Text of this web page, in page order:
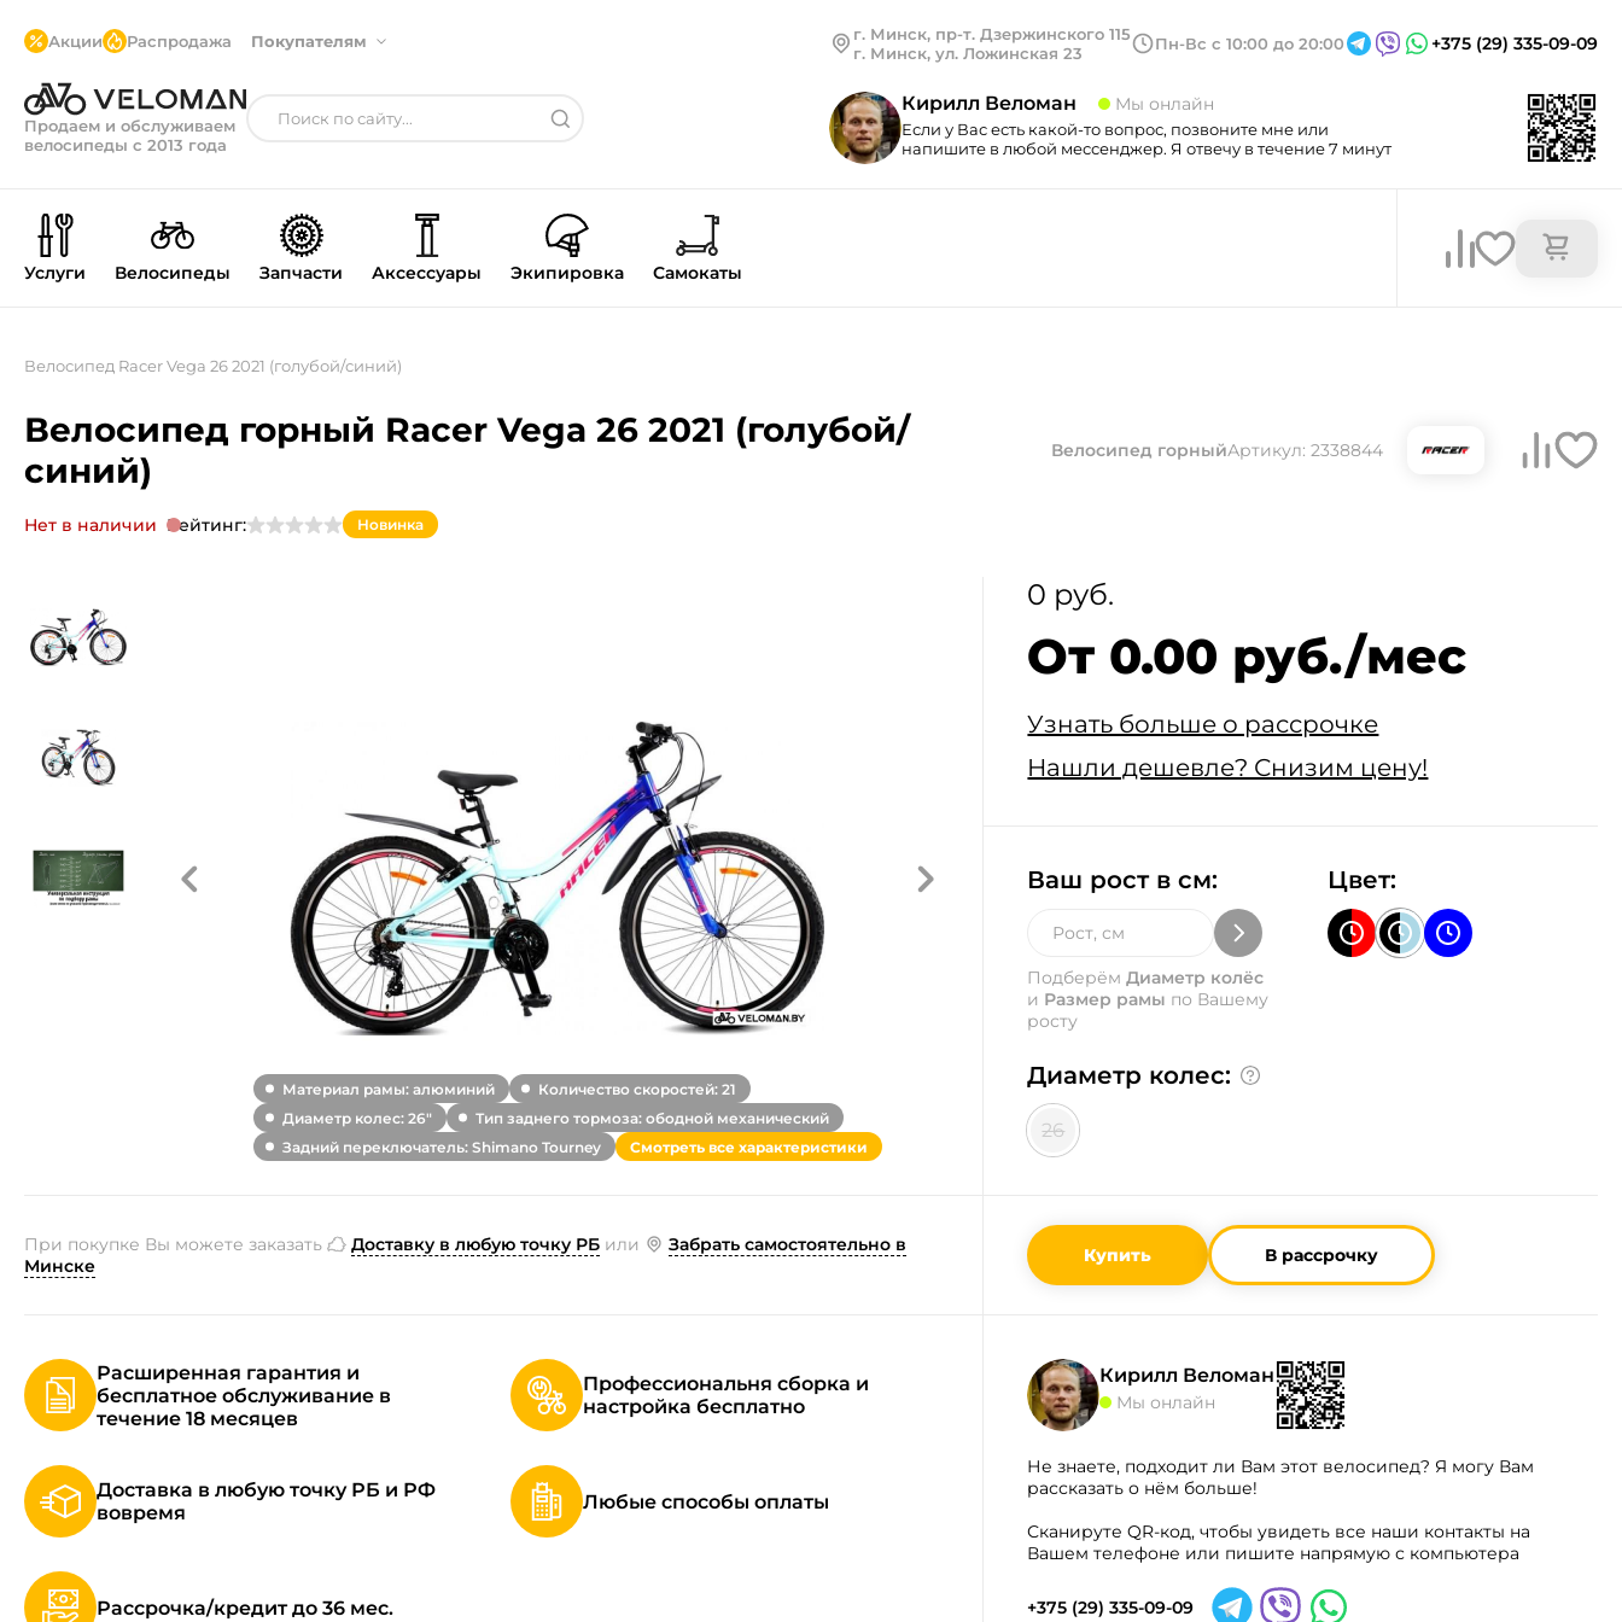
Акции Распродажа Покупателям
Продаем и обслуживаем
велосипеды с 2013 года
г. Минск, пр-т. Дзержинского 115
г. Минск, ул. Ложинская 23
Пн-Вс с 10:00 до 20:00 +375 (29) 335-09-09
Кирилл Веломан Мы онлайн
Если у Вас есть какой-то вопрос, позвоните мне или
напишите в любой мессенджер. Я отвечу в течение 7 минут
Услуги Велосипеды Запчасти Аксессуары Экипировка Самокаты
Велосипед Racer Vega 26 2021 (голубой/синий)
Велосипед горный Racer Vega 26 2021 (голубой/
синий)
Велосипед горныйАртикул: 2338844
Нет в наличии Рейтинг: Новинка
Материал рамы: алюминий
Количество скоростей: 21
Диаметр колес: 26"
Тип заднего тормоза: ободной механический
Задний переключатель: Shimano Tourney
Смотреть все характеристики
0 руб.
От 0.00 руб./мес
Узнать больше о рассрочке
Нашли дешевле? Снизим цену!
Ваш рост в см:
ПодберёмДиаметр колёс
и Размер рамы по Вашему
росту
Цвет:
Диаметр колес:
26
При покупке Вы можете заказать Доставку в любую точку РБ или
Забрать самостоятельно в
Минске
Купить В рассрочку
Расширенная гарантия и
бесплатное обслуживание в
течение 18 месяцев
Профессиональня сборка и
настройка бесплатно
Доставка в любую точку РБ и РФ
вовремя
Любые способы оплаты
Рассрочка/кредит до 36 мес.
Кирилл Веломан
Мы онлайн
Не знаете, подходит ли Вам этот велосипед? Я могу Вам
рассказать о нём больше!
Сканируте QR-код, чтобы увидеть все наши контакты на
Вашем телефоне или пишите напрямую с компьютера
+375 (29) 335-09-09